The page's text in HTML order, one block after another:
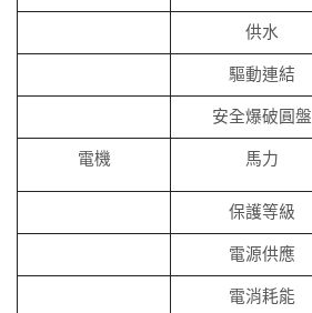
供水
驅動連結
安全爆破圓盤
電機 馬力
保護等級
電源供應
電消耗能